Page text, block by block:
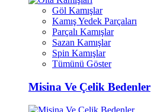
Göl Kamışlar
Kamış Yedek Parçaları
Parçalı Kamışlar
Sazan Kamışlar
Spin Kamışlar
Tümünü Göster
Misina Ve Çelik Bedenler